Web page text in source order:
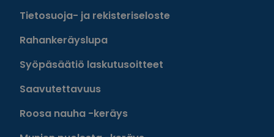
Tietosuoja- ja rekisteriseloste
Rahankeräyslupa
Syöpäsäätiö laskutusoitteet
Saavutettavuus
Roosa nauha -keräys